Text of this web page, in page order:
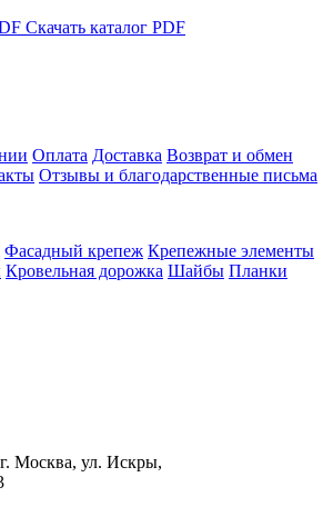
Скачать каталог PDF
Оплата Доставка Возврат и обмен
Отзывы и благодарственные письма
Фасадный крепеж Крепежные элементы
Кровельная дорожка Шайбы Планки
Москва, ул. Искры,